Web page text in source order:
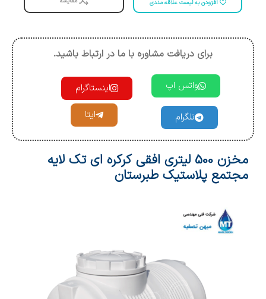
افزودن به لیست علاقه مندی
برای دریافت مشاوره با ما در ارتباط باشید.
واتس اپ اینستاگرام
تلگرام ایتا
مخزن 500 لیتری افقی کرکره ای تک لایه
مجتمع پلاستیک طبرستان